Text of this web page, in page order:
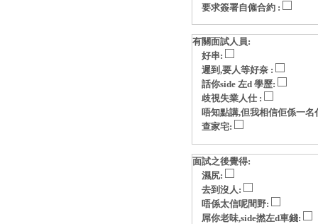
要求簽署自僱合約 :
有關面試人員:
好串:
遲到,要人等好奈 :
話你side 左d 學歷:
歧視失業人仕 :
唔知點講,但我相信佢係一
查家宅:
面試之後覺得:
濕尻:
去到沒人:
唔係太信呢間野:
屌你老味,side撚左d車錢: